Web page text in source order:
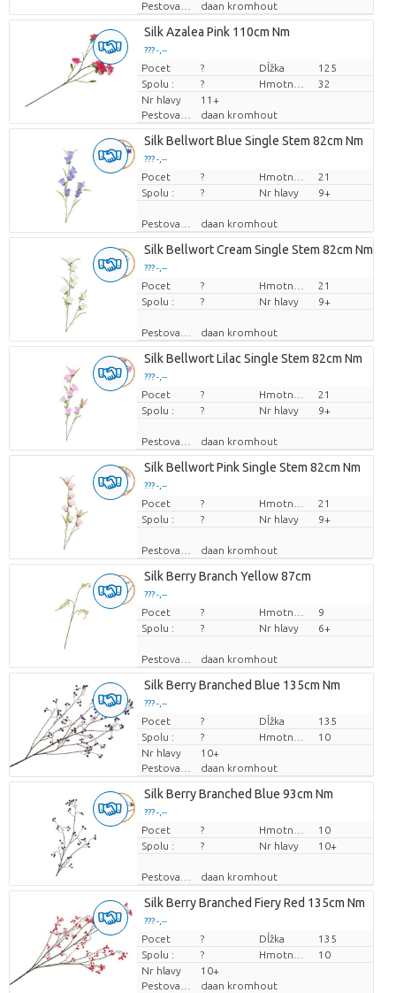
daan kromhout
Silk Azalea Pink 110cm Nm
??? -,--
Cena za kus
Pocet ? Dĺžka
125
Spolu :
?
32
Nr hlavy
11+
daan kromhout
Silk Bellwort Blue Single Stem 82cm Nm
??? -,--
Cena za kus
Pocet ?
21
Spolu :
? Nr hlavy 9+
daan kromhout
Silk Bellwort Cream Single Stem 82cm Nm
??? -,--
Cena za kus
Pocet ?
21
Spolu :
? Nr hlavy 9+
daan kromhout
Silk Bellwort Lilac Single Stem 82cm Nm
??? -,--
Cena za kus
Pocet ?
21
Spolu :
? Nr hlavy 9+
daan kromhout
Silk Bellwort Pink Single Stem 82cm Nm
??? -,--
Cena za kus
Pocet ?
21
Spolu :
? Nr hlavy 9+
daan kromhout
Silk Berry Branch Yellow 87cm
??? -,--
Cena za kus
Pocet ?
9
Spolu :
? Nr hlavy 6+
daan kromhout
Silk Berry Branched Blue 135cm Nm
??? -,--
Cena za kus
Pocet ? Dĺžka
135
Spolu :
?
10
Nr hlavy
10+
daan kromhout
Silk Berry Branched Blue 93cm Nm
??? -,--
Cena za kus
Pocet ?
10
Spolu :
? Nr hlavy 10+
daan kromhout
Silk Berry Branched Fiery Red 135cm Nm
??? -,--
Cena za kus
Pocet ? Dĺžka
135
Spolu :
?
10
Nr hlavy
10+
daan kromhout